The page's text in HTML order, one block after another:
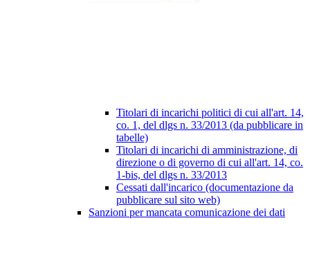
Titolari di incarichi politici di cui all'art. 14,
co. 1, del dlgs n. 33/2013 (da pubblicare in
tabelle)
Titolari di incarichi di amministrazione, di
direzione o di governo di cui all'art. 14, co.
1-bis, del dlgs n. 33/2013
Cessati dall'incarico (documentazione da
pubblicare sul sito web)
Sanzioni per mancata comunicazione dei dati